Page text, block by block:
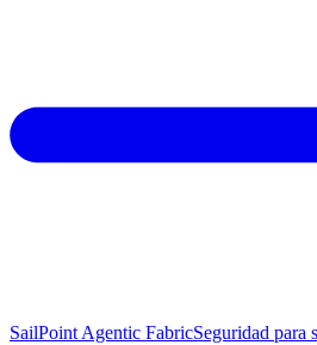
SailPoint Agentic FabricSeguridad para